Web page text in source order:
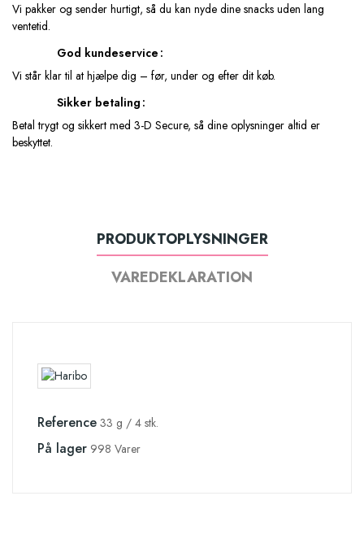
Vi pakker og sender hurtigt, så du kan nyde dine snacks uden lang
ventetid.
God kundeservice
Vi står klar til at hjælpe dig – før, under og efter dit køb.
Sikker betaling
Betal trygt og sikkert med 3-D Secure, så dine oplysninger altid er
beskyttet.
PRODUKTOPLYSNINGER
VAREDEKLARATION
Reference 33 g / 4 stk.
På lager 998 Varer